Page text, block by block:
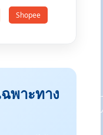
Shopee
พาะทาง